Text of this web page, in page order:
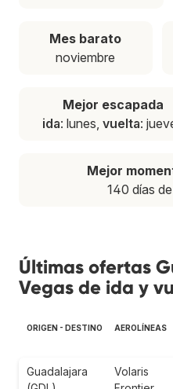
Mes barato
noviembre
Mejor escapada
ida: lunes, vuelta:
Mejor
140 días
Últimas ofertas
Vegas de ida y
ORIGEN - DESTINO AEROLÍNEAS
Guadalajara
Volaris